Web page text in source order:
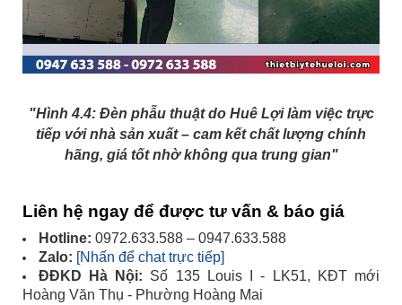
"Hình 4.4: Đèn phẫu thuật do Huê Lợi làm việc trực
tiếp với nhà sản xuất – cam kết chất lượng chính
hãng, giá tốt nhờ không qua trung gian"
Liên hệ ngay để được tư vấn & báo giá
Hotline: 0972.633.588 – 0947.633.588
Zalo: [Nhấn để chat trực tiếp]
ĐĐKD Hà Nội: Số 135 Louis I - LK51, KĐT mới
Hoàng Văn Thụ - Phường Hoàng Mai